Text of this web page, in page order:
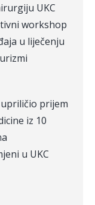
UKC
workshop
u liječenju
prijem
iz 10
u UKC